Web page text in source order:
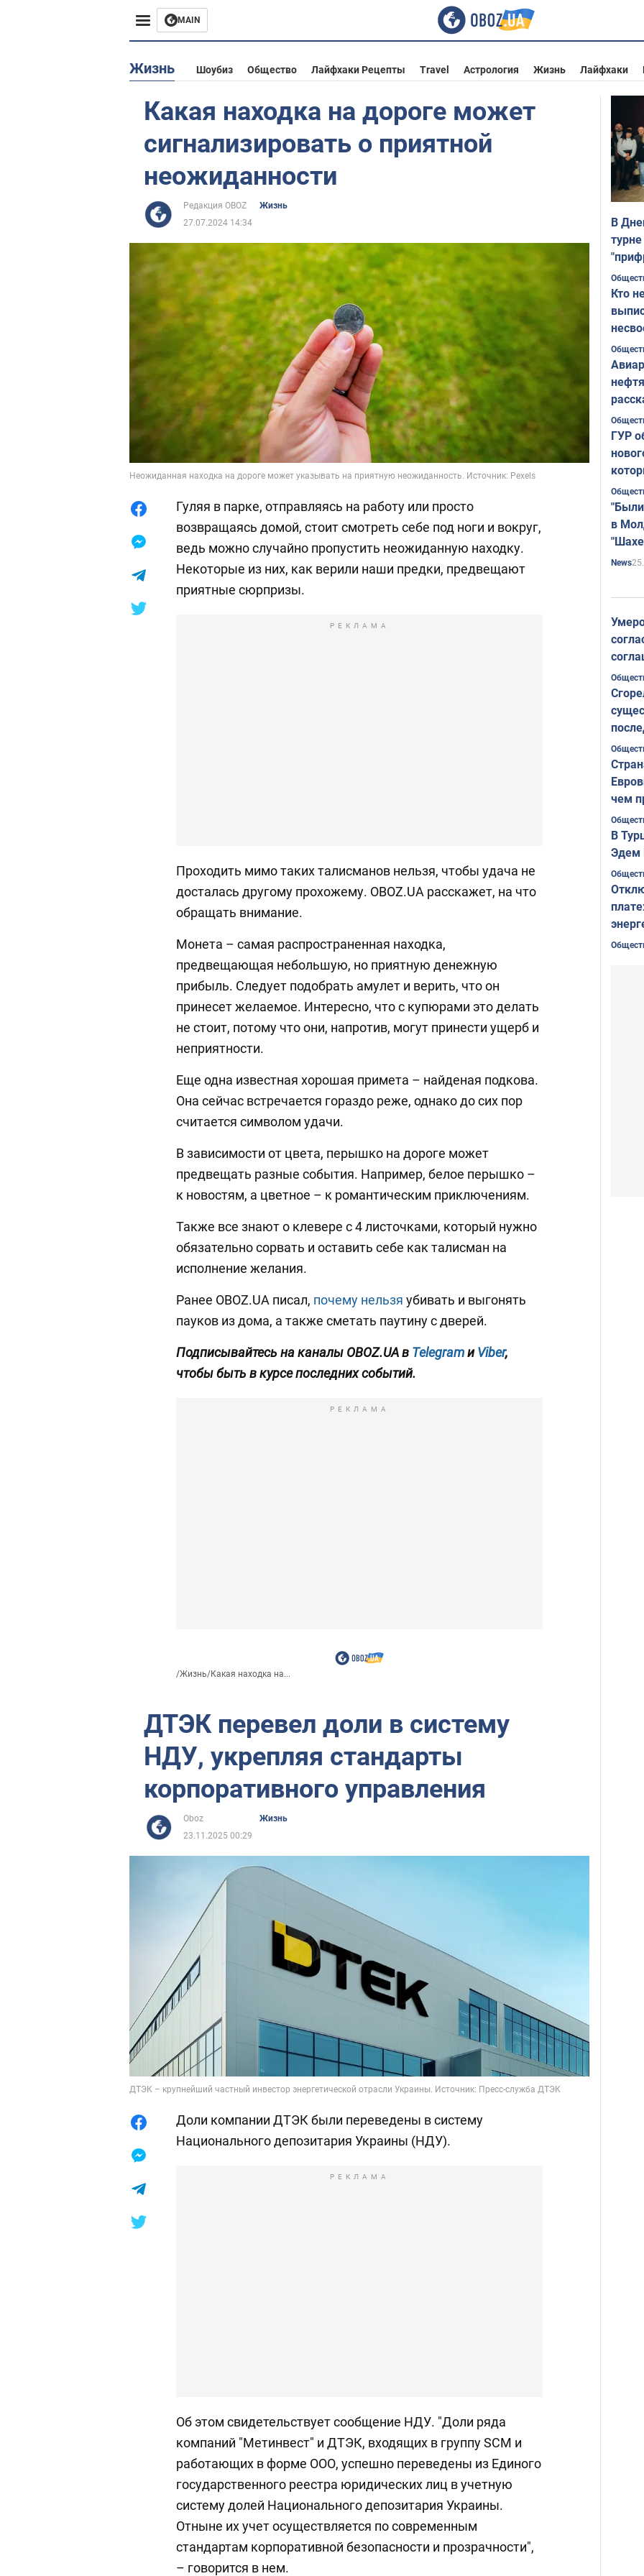
MAIN
Жизнь
Жизнь Шоубиз Общество Лайфхаки Рецепты Travel Астрология Жизнь Лайфхаки
Какая находка на дороге может
сигнализировать о приятной
неожиданности
Редакция OBOZ
Жизнь
27.07.2024 14:34
Неожиданная находка на дороге может указывать на приятную неожиданность. Источник: Pexels
Гуляя в парке, отправляясь на работу или просто
возвращаясь домой, стоит смотреть себе под ноги и вокруг,
ведь можно случайно пропустить неожиданную находку.
Некоторые из них, как верили наши предки, предвещают
приятные сюрпризы.
РЕКЛАМА
Проходить мимо таких талисманов нельзя, чтобы удача не
досталась другому прохожему. OBOZ.UA расскажет, на что
обращать внимание.
Монета – самая распространенная находка,
предвещающая небольшую, но приятную денежную
прибыль. Следует подобрать амулет и верить, что он
принесет желаемое. Интересно, что с купюрами это делать
не стоит, потому что они, напротив, могут принести ущерб и
неприятности.
Еще одна известная хорошая примета – найденая подкова.
Она сейчас встречается гораздо реже, однако до сих пор
считается символом удачи.
В зависимости от цвета, перышко на дороге может
предвещать разные события. Например, белое перышко –
к новостям, а цветное – к романтическим приключениям.
Также все знают о клевере с 4 листочками, который нужно
обязательно сорвать и оставить себе как талисман на
исполнение желания.
Ранее OBOZ.UA писал, почему нельзя убивать и выгонять
пауков из дома, а также сметать паутину с дверей.
Подписывайтесь на каналы OBOZ.UA в Telegramи Viber,
чтобы быть в курсе последних событий.
РЕКЛАМА
/Жизнь/Какая находка на...
ДТЭК перевел доли в систему
НДУ, укрепляя стандарты
корпоративного управления
Oboz
Жизнь
23.11.2025 00:29
ДТЭК – крупнейший частный инвестор энергетической отрасли Украины. Источник: Пресс-служба ДТЭК
Доли компании ДТЭК были переведены в систему
Национального депозитария Украины (НДУ).
РЕКЛАМА
Об этом свидетельствует сообщение НДУ. "Доли ряда
компаний "Метинвест" и ДТЭК, входящих в группу SCM и
работающих в форме ООО, успешно переведены из Единого
государственного реестра юридических лиц в учетную
систему долей Национального депозитария Украины.
Отныне их учет осуществляется по современным
стандартам корпоративной безопасности и прозрачности",
– говорится в нем.
В
Кто
ГУР
в
News
чем
В
Эдем